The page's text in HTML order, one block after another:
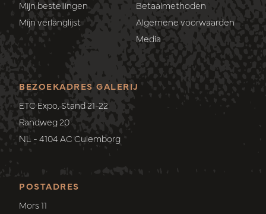
Mijn bestellingen
Mijn verlanglijst
Betaalmethoden
Algemene voorwaarden
Media
POSTADRES
Mors 11
BEZOEKADRES GALERIJ
ETC Expo, Stand 21-22
Randweg 20
NL - 4104 AC Culemborg